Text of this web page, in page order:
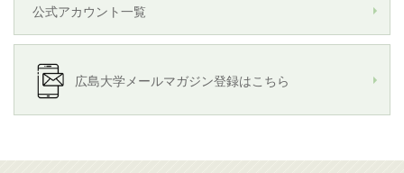
公式アカウント一覧
広島大学メールマガジン登録はこちら